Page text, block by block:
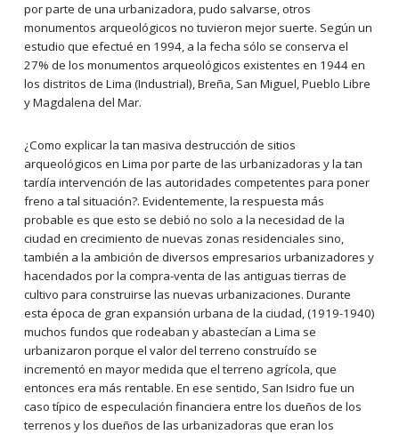
por parte de una urbanizadora, pudo salvarse, otros
monumentos arqueológicos no tuvieron mejor suerte. Según un
estudio que efectué en 1994, a la fecha sólo se conserva el
27% de los monumentos arqueológicos existentes en 1944 en
los distritos de Lima (Industrial), Breña, San Miguel, Pueblo Libre
y Magdalena del Mar.
¿Como explicar la tan masiva destrucción de sitios
arqueológicos en Lima por parte de las urbanizadoras y la tan
tardía intervención de las autoridades competentes para poner
freno a tal situación?. Evidentemente, la respuesta más
probable es que esto se debió no solo a la necesidad de la
ciudad en crecimiento de nuevas zonas residenciales sino,
también a la ambición de diversos empresarios urbanizadores y
hacendados por la compra-venta de las antiguas tierras de
cultivo para construirse las nuevas urbanizaciones. Durante
esta época de gran expansión urbana de la ciudad, (1919-1940)
muchos fundos que rodeaban y abastecían a Lima se
urbanizaron porque el valor del terreno construído se
incrementó en mayor medida que el terreno agrícola, que
entonces era más rentable. En ese sentido, San Isidro fue un
caso típico de especulación financiera entre los dueños de los
terrenos y los dueños de las urbanizadoras que eran los